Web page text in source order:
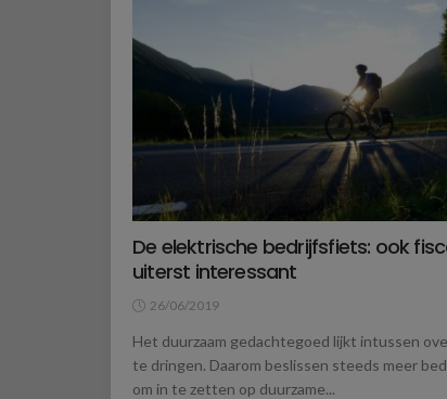
De elektrische bedrijfsfiets: ook
uiterst interessant
26/06/2019
Het duurzaam gedachtegoed lijkt intussen
te dringen. Daarom beslissen steeds meer
om in te zetten op duurzame...